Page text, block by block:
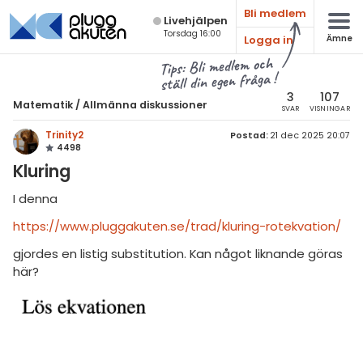
Live­hjälpen
Torsdag 16:00
Bli medlem
Logga in
Ämne
Tips: Bli medlem och
ställ din egen fråga !
Matematik /Allmänna diskussioner 3
SVAR
107
VISNINGAR
Trinity2
4498
Postad: 21 dec 2025 20:07
Kluring
I denna
https://www.pluggakuten.se/trad/kluring-rotekvation/
gjordes en listig substitution. Kan något liknande göras
här?
Alla ämnen
Matematik
Alla trådar
& Bygg